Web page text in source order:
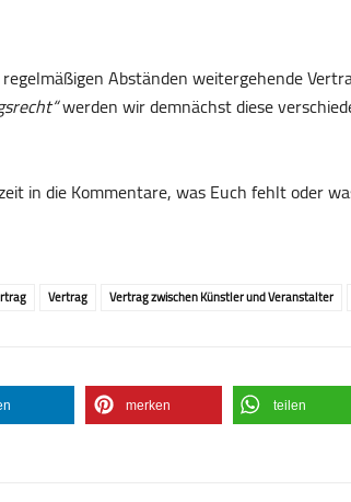
Abständen weitergehende
werden wir demnächst diese
in die Kommentare, was Euch fehlt oder
Vertrag Vertrag zwischen Künstler und Veranstalter
merken teilen